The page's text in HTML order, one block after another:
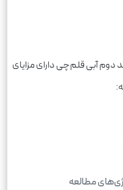
دوم آبی قلم‌چی دارای مزایای
مطالعه